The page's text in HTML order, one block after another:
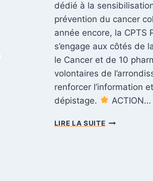
dédié à la
prévention du cancer
année encore, la CPTS
s’engage aux côtés de
le Cancer et de 10
volontaires de
renforcer l’information
dépistage.
ACTION…
LIRE LA SUITEM